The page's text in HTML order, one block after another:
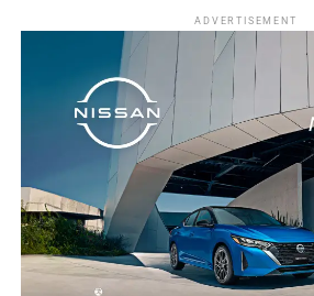
Roberto “Piojo” Alvarado asistió a
definió con categoría dentro del área
marcador.
El dominio mexicano se mantuvo y
nuevamente. Al 31’, una
permitió a Quiñones devolverle el
quien sacó un potente disparo al
0.
Antes del descanso, el arquero Luis
ADVERTISEMENT